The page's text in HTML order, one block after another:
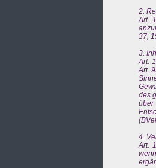
2.
Art.
37,
3.
Art.
Art.
des
über
4.
Art.